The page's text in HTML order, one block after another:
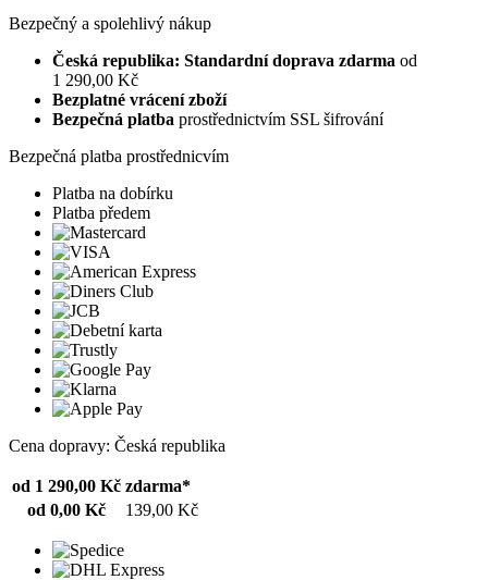
Bezpečný a spolehlivý nákup
Česká republika: Standardní doprava zdarma od
1 290,00 Kč
Bezplatné vrácení zboží
Bezpečná platba prostřednictvím SSL šifrování
Bezpečná platba prostřednicvím
Platba na dobírku
Platba předem
Cena dopravy: Česká republika
od 1 290,00 Kč zdarma*
od 0,00 Kč
139,00 Kč